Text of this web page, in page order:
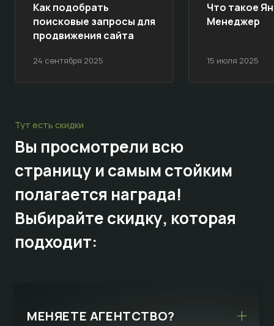
24 сентября 2025
Как подобрать
поисковые запросы для
продвижения сайта
15 июля 2025
Что такое
Менеджер
Тут есть скидки
Вы просмотрели всю
страницу и самым стойким
полагается награда!
Выбирайтескидку, которая
подходит:
МЕНЯЕТЕ АГЕНТСТВО?